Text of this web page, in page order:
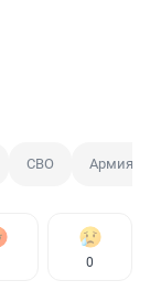
СВО Армия
0